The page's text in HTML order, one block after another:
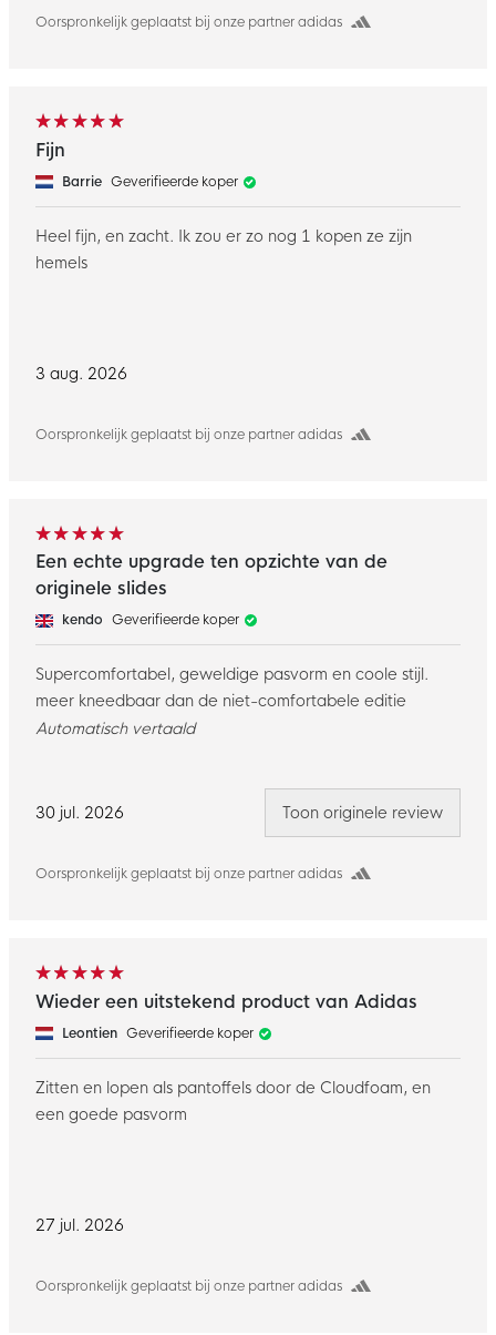
Oorspronkelijk geplaatst bij onze partner adidas
3 aug. 2026
Oorspronkelijk geplaatst bij onze partner adidas
Fijn
Barrie Geverifieerde koper
Heel fijn, en zacht. Ik zou er zo nog 1 kopen ze zijn
hemels
30 jul. 2026
Oorspronkelijk geplaatst bij onze partner adidas
Een echte upgrade ten opzichte van de
originele slides
kendo Geverifieerde koper
Supercomfortabel, geweldige pasvorm en coole stijl.
meer kneedbaar dan de niet-comfortabele editie
Automatisch vertaald
Toon originele review
27 jul. 2026
Oorspronkelijk geplaatst bij onze partner adidas
Wieder een uitstekend product van Adidas
Leontien Geverifieerde koper
Zitten en lopen als pantoffels door de Cloudfoam, en
een goede pasvorm